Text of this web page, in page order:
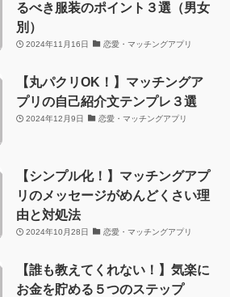
るべき服装のポイント３選（男女
別）
2024年11月16日 恋愛・マッチングアプリ
【丸パクリOK！】マッチングア
プリの自己紹介文テンプレ３選
2024年12月9日 恋愛・マッチングアプリ
【シンプル化！】マッチングアプ
リのメッセージがめんどくさい理
由と対処法
2024年10月28日 恋愛・マッチングアプリ
【誰も教えてくれない！】気楽に
お金を貯める５つのステップ